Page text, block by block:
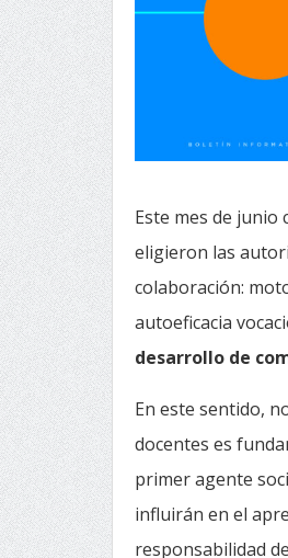
Este mes de junio
eligieron las
colaboración:
autoeficacia
desarrollo de
En este sentido,
docentes es
primer agente
influirán en el
responsabilidad